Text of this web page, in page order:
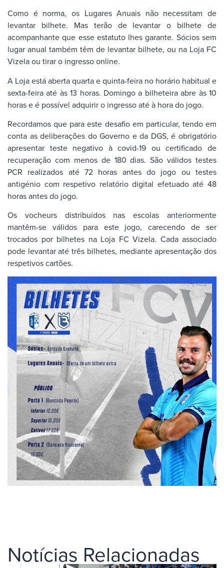
Como é norma, os Lugares Anuais não necessitam de
levantar bilhete. Mas terão de levantar o bilhete de
acompanhante que esse estatuto lhes garante. Sócios sem
lugar anual também têm de levantar bilhete, ou na Loja FC
Vizela ou tirar o ingresso online.
A Loja está aberta quarta e quinta-feira no horário habitual e
sexta-feira até às 13 horas. Domingo a bilheteira abre às 10
horas e é possível adquirir o ingresso até à hora do jogo.
Recordamos que para este desafio em particular, tendo em
conta as deliberações do Governo e da DGS, é obrigatório
apresentar teste negativo à covid-19 ou certificado de
recuperação com menos de 180 dias. São válidos testes
PCR realizados até 72 horas antes do jogo ou testes
antigénio com respetivo relatório digital efetuado até 48
horas antes do jogo.
Os vocheurs distribuídos nas escolas anteriormente
mantêm-se válidos para este jogo, carecendo de ser
trocados por bilhetes na Loja FC Vizela. Cada associado
pode levantar até três bilhetes, mediante apresentação dos
respetivos cartões.
Notícias Relacionadas